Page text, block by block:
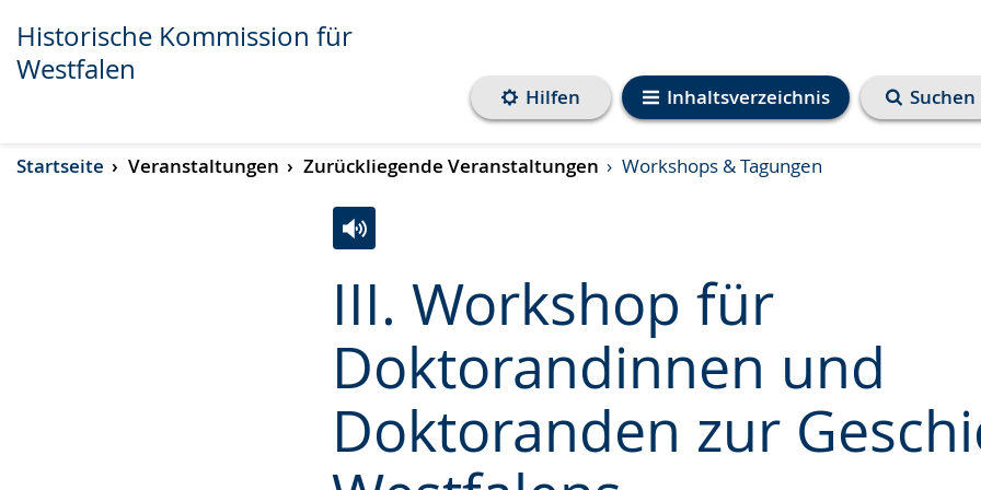
Transkript anzeigen
Abspielen
Pausieren
Historische Kommission für
Westfalen
Inhaltsverzeichnis
Hilfen Suchen
Startseite Veranstaltungen Zurückliegende Veranstaltungen Workshops & Tagungen
III. Workshop für
Doktorandinnen und
Doktoranden zur
Sprache
wechseln.
Unterstützung.
in
Deutscher
Gebärdensprache
wird
angezeigt.